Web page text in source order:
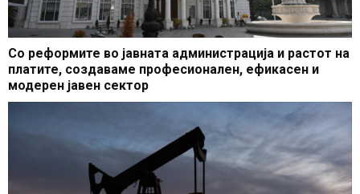
Со реформите во јавната администрација и растот на
платите, создаваме професионален, ефикасен и
модерен јавен сектор